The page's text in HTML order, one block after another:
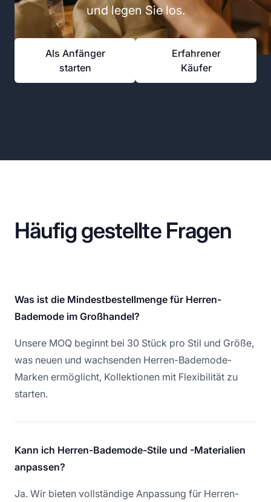
und legen Sie los.
Als Anfänger
starten
Erfahrener
Käufer
Häufig gestellte Fragen
Was ist die Mindestbestellmenge für Herren-
Bademode im Großhandel?
Unsere MOQ beginnt bei 30 Stück pro Stil und Größe,
was neuen und wachsenden Herren-Bademode-
Marken ermöglicht, Kollektionen mit Flexibilität zu
starten.
Kann ich Herren-Bademode-Stile und -Materialien
anpassen?
Ja. Wir bieten vollständige Anpassung für Herren-